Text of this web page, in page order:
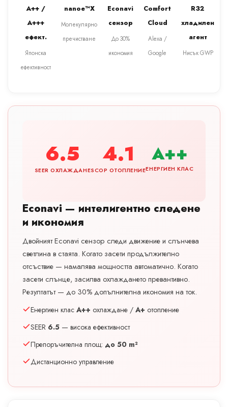
A++ /
A+++
ефект.
Японска
ефективност
nanoe™X
Молекулярно
пречистване
Econavi
сензор
До 30%
икономия
Comfort
Cloud
Alexa /
Google
R32
хладилен
агент
Нисък GWP
6.5
SEER ОХЛАЖДАНЕ
4.1
SCOP ОТОПЛЕНИЕ
A++
ЕНЕРГИЕН КЛАС
Econavi — интелигентно следене
и икономия
Двойният Econavi сензор следи движение и слънчева
светлина в стаята. Когато засети продължително
отсъствие — намалява мощността автоматично. Когато
засети слънце, засилва охлаждането превантивно.
Резултатът — до 30% допълнителна икономия на ток.
Енергиен клас A++ охлаждане / A+ отопление
SEER 6.5 — висока ефективност
Препоръчителна площ: до 50 m²
Дистанционно управление